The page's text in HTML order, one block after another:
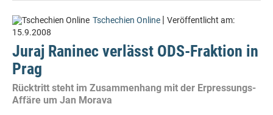
Tschechien Online | Veröffentlicht am:
15.9.2008
Juraj Raninec verlässt ODS-Fraktion in
Prag
Rücktritt steht im Zusammenhang mit der Erpressungs-
Affäre um Jan Morava